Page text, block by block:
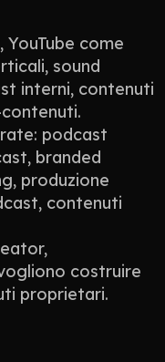
come
sound
interni, contenuti
podcast
branded
produzione
contenuti
costruire
proprietari.